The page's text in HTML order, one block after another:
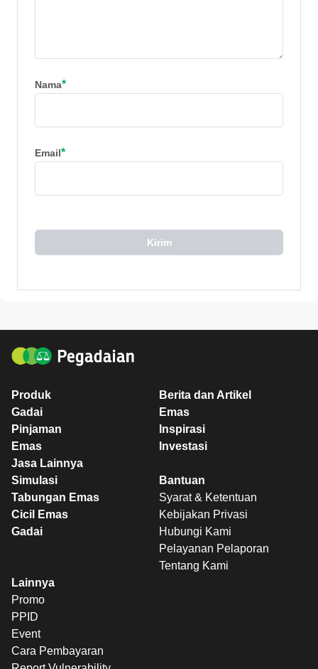
Nama*
Email*
Kirim
Produk
Gadai
Pinjaman
Emas
Jasa Lainnya
Berita dan Artikel
Emas
Inspirasi
Investasi
Simulasi
Tabungan Emas
Cicil Emas
Gadai
Bantuan
Syarat & Ketentuan
Kebijakan Privasi
Hubungi Kami
Pelayanan Pelaporan
Tentang Kami
Lainnya
Promo
PPID
Event
Cara Pembayaran